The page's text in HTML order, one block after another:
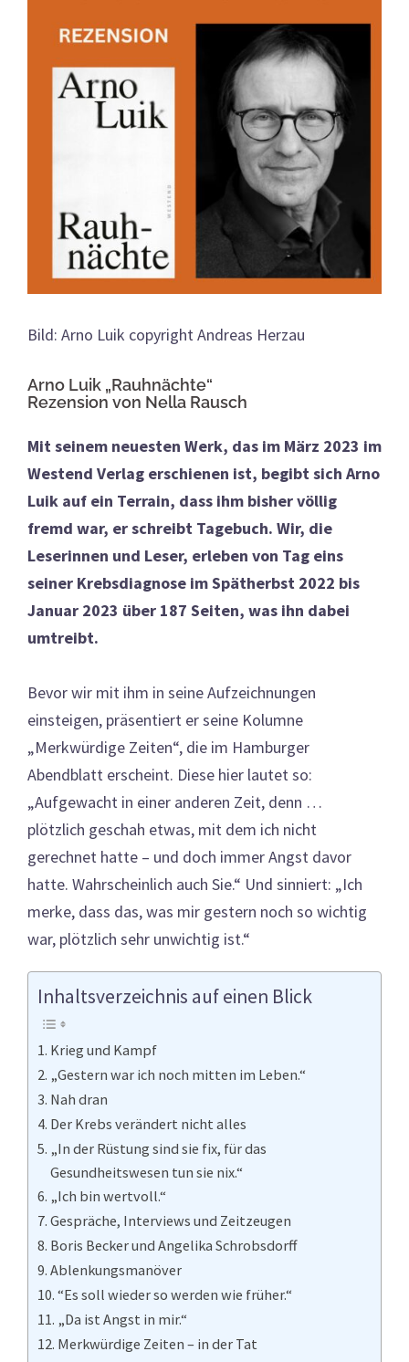
Bild: Arno Luik copyright Andreas Herzau
Arno Luik „Rauhnächte“
Rezension von Nella Rausch
Mit seinem neuesten Werk, das im März 2023 im
Westend Verlag erschienen ist, begibt sich Arno
Luik auf ein Terrain, dass ihm bisher völlig
fremd war, er schreibt Tagebuch. Wir, die
Leserinnen und Leser, erleben von Tag eins
seiner Krebsdiagnose im Spätherbst 2022 bis
Januar 2023 über 187 Seiten, was ihn dabei
umtreibt.
Bevor wir mit ihm in seine Aufzeichnungen
einsteigen, präsentiert er seine Kolumne
„Merkwürdige Zeiten“, die im Hamburger
Abendblatt erscheint. Diese hier lautet so:
„Aufgewacht in einer anderen Zeit, denn …
plötzlich geschah etwas, mit dem ich nicht
gerechnet hatte – und doch immer Angst davor
hatte. Wahrscheinlich auch Sie.“ Und sinniert: „Ich
merke, dass das, was mir gestern noch so wichtig
war, plötzlich sehr unwichtig ist.“
Inhaltsverzeichnis auf einen Blick
Krieg und Kampf
„Gestern war ich noch mitten im Leben.“
Nah dran
Der Krebs verändert nicht alles
„In der Rüstung sind sie fix, für das
Gesundheitswesen tun sie nix.“
„Ich bin wertvoll.“
Gespräche, Interviews und Zeitzeugen
Boris Becker und Angelika Schrobsdorff
Ablenkungsmanöver
“Es soll wieder so werden wie früher.“
„Da ist Angst in mir.“
Merkwürdige Zeiten – in der Tat